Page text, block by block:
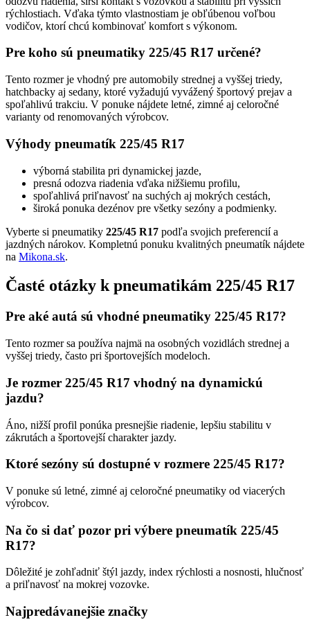
rýchlostiach. Vďaka týmto vlastnostiam je obľúbenou voľbou
vodičov, ktorí chcú kombinovať komfort s výkonom.
Pre koho sú pneumatiky 225/45 R17 určené?
Tento rozmer je vhodný pre automobily strednej a vyššej triedy,
hatchbacky aj sedany, ktoré vyžadujú vyvážený športový prejav a
spoľahlivú trakciu. V ponuke nájdete letné, zimné aj celoročné
varianty od renomovaných výrobcov.
Výhody pneumatík 225/45 R17
výborná stabilita pri dynamickej jazde,
presná odozva riadenia vďaka nižšiemu profilu,
spoľahlivá priľnavosť na suchých aj mokrých cestách,
široká ponuka dezénov pre všetky sezóny a podmienky.
Vyberte si pneumatiky 225/45 R17 podľa svojich preferencií a
jazdných nárokov. Kompletnú ponuku kvalitných pneumatík nájdete
na Mikona.sk.
Časté otázky k pneumatikám 225/45 R17
Pre aké autá sú vhodné pneumatiky 225/45 R17?
Tento rozmer sa používa najmä na osobných vozidlách strednej a
vyššej triedy, často pri športovejších modeloch.
Je rozmer 225/45 R17 vhodný na dynamickú
jazdu?
Áno, nižší profil ponúka presnejšie riadenie, lepšiu stabilitu v
zákrutách a športovejší charakter jazdy.
Ktoré sezóny sú dostupné v rozmere 225/45 R17?
V ponuke sú letné, zimné aj celoročné pneumatiky od viacerých
výrobcov.
Na čo si dať pozor pri výbere pneumatík 225/45
R17?
Dôležité je zohľadniť štýl jazdy, index rýchlosti a nosnosti, hlučnosť
a priľnavosť na mokrej vozovke.
Najpredávanejšie značky